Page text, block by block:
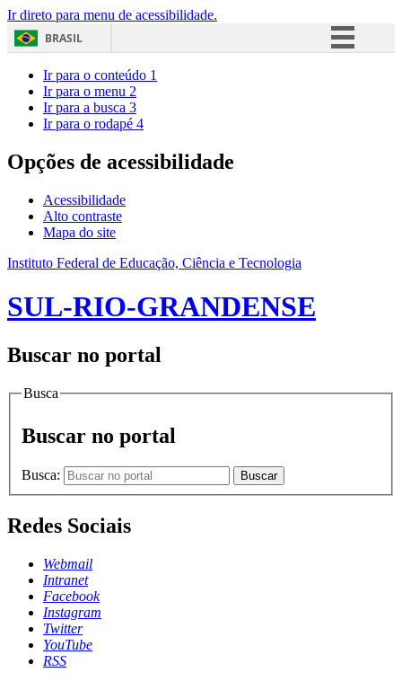
Ir direto para menu de acessibilidade.
BRASIL
Acesso à informação
Ir para o conteúdo 1
Ir para o menu 2
Ir para a busca 3
Ir para o rodapé 4
Opções de acessibilidade
Acessibilidade
Alto contraste
Mapa do site
Instituto Federal de Educação, Ciência e Tecnologia
SUL-RIO-GRANDENSE
Buscar no portal
Busca
Buscar no portal
Busca: Buscar
Redes Sociais
Webmail
Intranet
Facebook
Instagram
Twitter
YouTube
RSS